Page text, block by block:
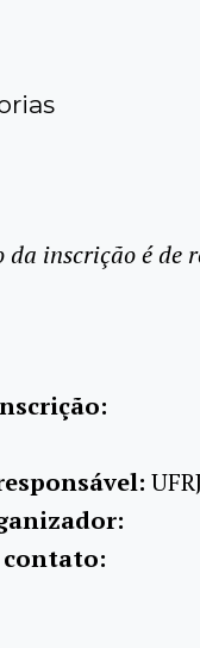
da inscrição é de
contato: